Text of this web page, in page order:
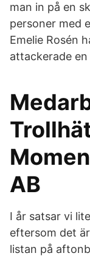
man in på en
personer med
Emelie Rosén
attackerade en
AB
I år satsar vi
eftersom det
listan på